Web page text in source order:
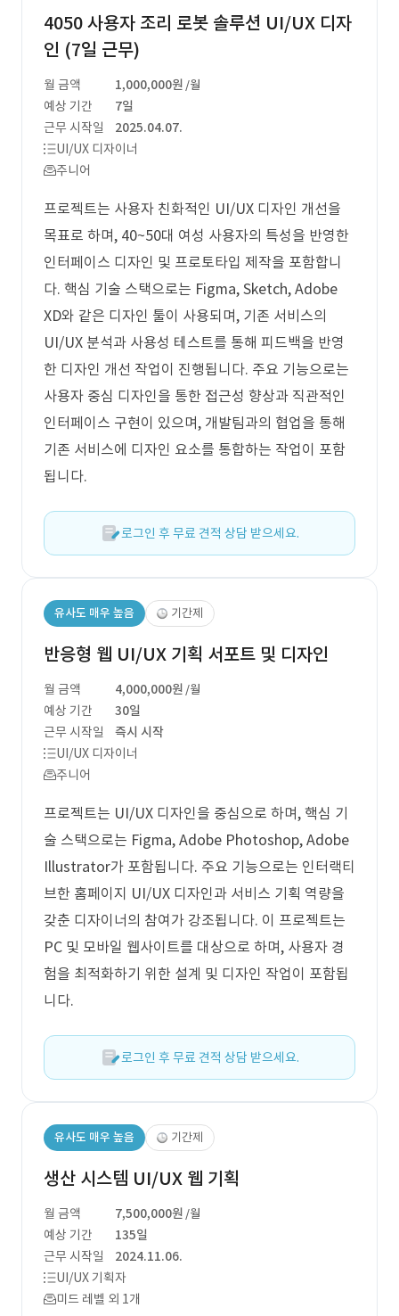
4050 사용자 조리 로봇 솔루션 UI/UX 디자
인 (7일 근무)
월 금액 1,000,000원 /월
예상 기간
7일
근무 시작일
2025.04.07.
UI/UX 디자이너
주니어
프로젝트는 사용자 친화적인 UI/UX 디자인 개선을
목표로 하며, 40~50대 여성 사용자의 특성을 반영한
인터페이스 디자인 및 프로토타입 제작을 포함합니
다. 핵심 기술 스택으로는 Figma, Sketch, Adobe
XD와 같은 디자인 툴이 사용되며, 기존 서비스의
UI/UX 분석과 사용성 테스트를 통해 피드백을 반영
한 디자인 개선 작업이 진행됩니다. 주요 기능으로는
사용자 중심 디자인을 통한 접근성 향상과 직관적인
인터페이스 구현이 있으며, 개발팀과의 협업을 통해
기존 서비스에 디자인 요소를 통합하는 작업이 포함
됩니다.
로그인 후 무료 견적 상담 받으세요.
유사도 매우 높음 기간제
반응형 웹 UI/UX 기획 서포트 및 디자인
월 금액 4,000,000원 /월
예상 기간
30일
근무 시작일
즉시 시작
UI/UX 디자이너
주니어
프로젝트는 UI/UX 디자인을 중심으로 하며, 핵심 기
술 스택으로는 Figma, Adobe Photoshop, Adobe
Illustrator가 포함됩니다. 주요 기능으로는 인터랙티
브한 홈페이지 UI/UX 디자인과 서비스 기획 역량을
갖춘 디자이너의 참여가 강조됩니다. 이 프로젝트는
PC 및 모바일 웹사이트를 대상으로 하며, 사용자 경
험을 최적화하기 위한 설계 및 디자인 작업이 포함됩
니다.
로그인 후 무료 견적 상담 받으세요.
유사도 매우 높음 기간제
생산 시스템 UI/UX 웹 기획
월 금액 7,500,000원 /월
예상 기간
135일
근무 시작일
2024.11.06.
UI/UX 기획자
미드 레벨 외 1개